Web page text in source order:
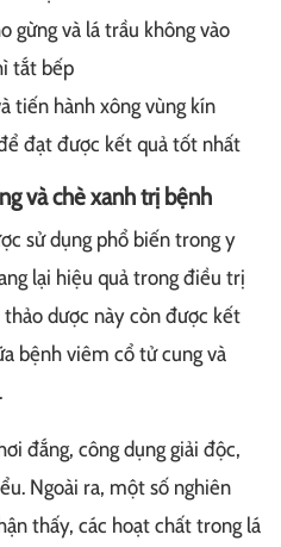
gừng và lá trầu không vào
tắt bếp
tiến hành xông vùng kín
đạt được kết quả tốt nhất
và chè xanh trị bệnh
sử dụng phổ biến trong y
lại hiệu quả trong điều trị
dược này còn được kết
bệnh viêm cổ tử cung và
đắng, công dụng giải độc,
Ngoài ra, một số nghiên
thấy, các hoạt chất trong lá